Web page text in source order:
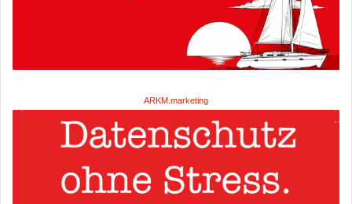
ARKM.marketing